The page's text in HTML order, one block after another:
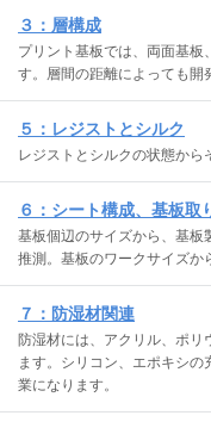
３：層構成
プリント基板では、両面基板
す。層間の距離によっても開
５：レジストとシルク
レジストとシルクの状態から
６：シート構成、基板取
基板個辺のサイズから、基板
推測。基板のワークサイズか
７：防湿材関連
防湿材には、アクリル、ポリ
ます。シリコン、エポキシ
業になります。